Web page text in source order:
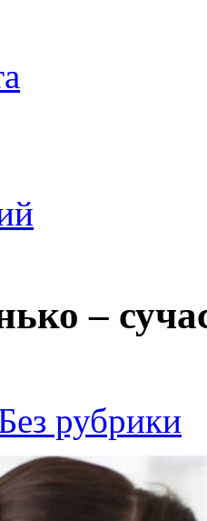
–
рубрики